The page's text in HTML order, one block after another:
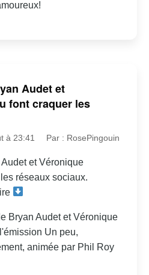
Audet et
font craquer les
à 23:41 Par : RosePingouin
et Véronique
réseaux sociaux.
Bryan Audet et Véronique
Un peu,
animée par Phil Roy